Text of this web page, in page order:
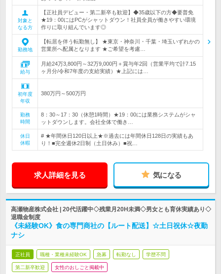
対象と
なる方
【正社員デビュー・第二新卒も歓迎】◆35歳以下の方◆要普免
★19：00にはPCがシャットダウン！社員全員が働きやすい環境
作りに取り組んでいます◎
勤務地
【転居を伴う転勤無し】 ★東京・神奈川・千葉・埼玉いずれかの
営業所へ配属となります ★ご希望を考慮…
給与
月給24万3,800円～32万9,000円＋賞与年2回（営業平均で計7.15
ヶ月分/令和7年度の支給実績）★上記には…
初年度
年収
380万円～500万円
勤務
時間
8：30～17：30（休憩1時間）★19：00には業務システムがシャ
ットダウンします。会社全体で働き…
休日
休暇
# ★年間休日120日以上★※過去には年間休日128日の実績もあ
り！■完全週休2日制（土日休み）■祝…
求人詳細を見る 気になる
高瀬物産株式会社 | 20代活躍中◇残業月20H未満◇男女とも育休実績あり◇
退職金制度
《未経験OK》食の専門商社の【ルート配送】☆土日祝休☆夜勤
ナシ
正社員 職種・業種未経験OK 急募 転勤なし 学歴不問
第二新卒歓迎 女性のおしごと掲載中